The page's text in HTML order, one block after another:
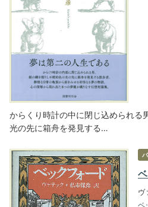
からくり時計の中に閉じ込められる
光の先に箱舟を発見する…
ヴ
ベ